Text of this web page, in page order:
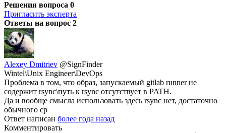
Решения вопроса 0
Пригласить эксперта
Ответы на вопрос 2
Alexey Dmitriev @SignFinder
Wintel\Unix Engineer\DevOps
Проблема в том, что образ, запускаемый gitlab runner не
содержит rsync\путь к rsync отсутствует в PATH.
Да и вообще смысла использовать здесь rsync нет, достаточно
обычного cp
Ответ написан более года назад
Комментировать